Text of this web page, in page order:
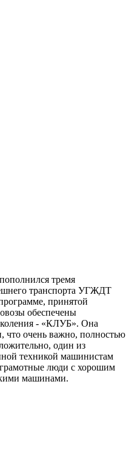
тремя
транспорта УГЖДТ
принятой
обеспечены
- «КЛУБ». Она
что очень важно, полностью
один из
техникой машинистам
люди с хорошим
машинами.